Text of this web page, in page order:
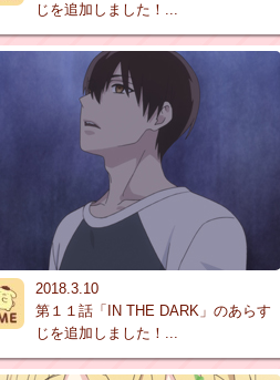
じを追加しました！...
2018.3.10
第１１話「IN THE DARK」のあらす
じを追加しました！...